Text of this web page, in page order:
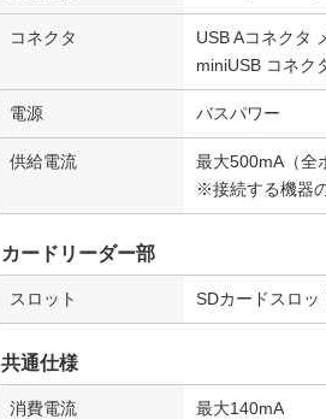
コネクタ
USB Aコネクタ
miniUSB コネク
電源 バスパワー
供給電流
最大500mA（全
※接続する機器
カードリーダー部
スロット SDカードスロッ
共通仕様
消費電流 最大140mA